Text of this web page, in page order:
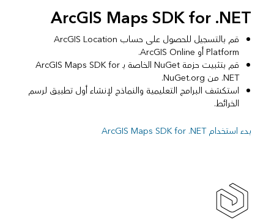
ArcGIS Maps SDK for .NET
قم بالتسجيل للحصول على حساب ArcGIS Location
Platform أو ArcGIS Online.
قم بتثبيت حزمة NuGet الخاصة بـ ArcGIS Maps SDK for
.NET من NuGet.org.
استكشف البرامج التعليمية والنماذج لإنشاء أول تطبيق لرسم
الخرائط.
بدء استخدام ArcGIS Maps SDK for .NET